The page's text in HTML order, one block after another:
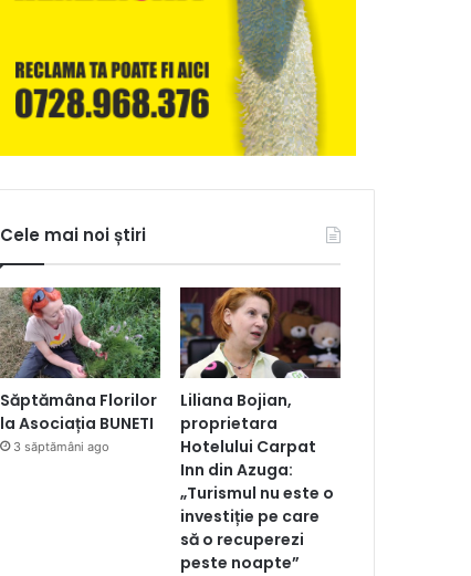
Cele mai noi știri
Săptămâna Florilor
la Asociația BUNETI
3 săptămâni ago
Liliana Bojian,
proprietara
Hotelului Carpat
Inn din Azuga:
„Turismul nu este o
investiție pe care
să o recuperezi
peste noapte”